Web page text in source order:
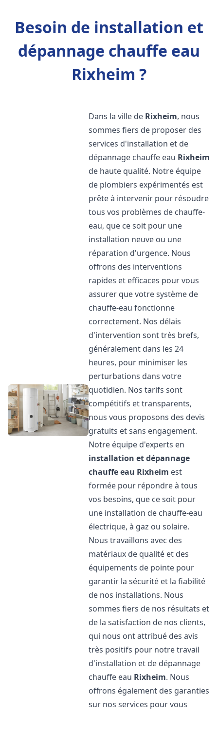
Besoin de installation et
dépannage chauffe eau
Rixheim ?
Dans la ville de Rixheim, nous
sommes fiers de proposer des
services d'installation et de
dépannage chauffe eau Rixheim
de haute qualité. Notre équipe
de plombiers expérimentés est
prête à intervenir pour résoudre
tous vos problèmes de chauffe-
eau, que ce soit pour une
installation neuve ou une
réparation d'urgence. Nous
offrons des interventions
rapides et efficaces pour vous
assurer que votre système de
chauffe-eau fonctionne
correctement. Nos délais
d'intervention sont très brefs,
généralement dans les 24
heures, pour minimiser les
perturbations dans votre
quotidien. Nos tarifs sont
compétitifs et transparents,
nous vous proposons des devis
gratuits et sans engagement.
Notre équipe d'experts en
installation et dépannage
chauffe eau Rixheim est
formée pour répondre à tous
vos besoins, que ce soit pour
une installation de chauffe-eau
électrique, à gaz ou solaire.
Nous travaillons avec des
matériaux de qualité et des
équipements de pointe pour
garantir la sécurité et la fiabilité
de nos installations. Nous
sommes fiers de nos résultats et
de la satisfaction de nos clients,
qui nous ont attribué des avis
très positifs pour notre travail
d'installation et de dépannage
chauffe eau Rixheim. Nous
offrons également des garanties
sur nos services pour vous